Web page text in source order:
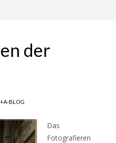
der
BLOG
Das
Fotografieren